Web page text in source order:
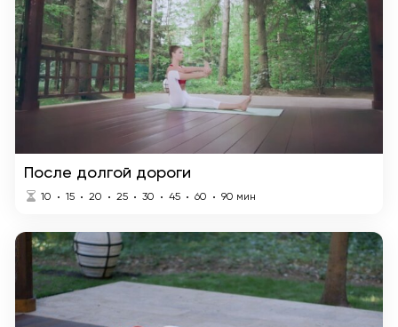
После долгой дороги
10 15 20 25 30 45 60 90 мин